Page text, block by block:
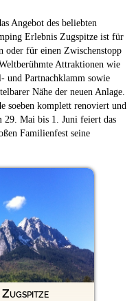
Angebot des beliebten
Erlebnis Zugspitze ist für
oder für einen Zwischenstopp
Attraktionen wie
und Partnachklamm sowie
Nähe der neuen Anlage.
soeben komplett renoviert und
29. Mai bis 1. Juni feiert das
Familienfest seine